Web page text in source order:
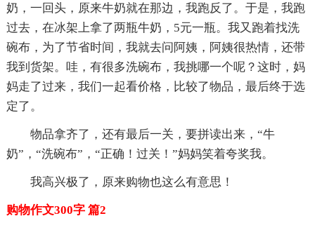
奶，一回头，原来牛奶就在那边，我跑反了。于是，我跑
过去，在冰架上拿了两瓶牛奶，5元一瓶。我又跑着找洗
碗布，为了节省时间，我就去问阿姨，阿姨很热情，还带
我到货架。哇，有很多洗碗布，我挑哪一个呢？这时，妈
妈走了过来，我们一起看价格，比较了物品，最后终于选
定了。
物品拿齐了，还有最后一关，要拼读出来，“牛
奶”，“洗碗布”，“正确！过关！”妈妈笑着夸奖我。
我高兴极了，原来购物也这么有意思！
购物作文300字 篇2